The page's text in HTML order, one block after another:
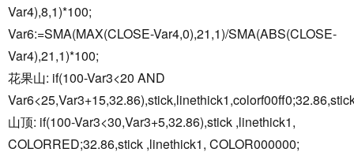
Var4),8,1)*100;
Var6:=SMA(MAX(CLOSE-Var4,0),21,1)/SMA(ABS(CLOSE-
Var4),21,1)*100;
花果山: if(100-Var3<20 AND
山顶: if(100-Var3<30,Var3+5,32.86),stick ,linethick1,
COLORRED;32.86,stick ,linethick1, COLOR000000;